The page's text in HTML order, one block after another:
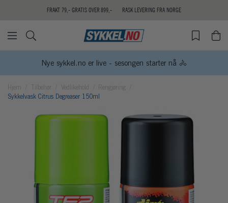
FRAKT 79,- GRATIS OVER 899,- RASK LEVERING FRA NORGE
Nye sykkel.no er live - sesongen starter nå 🚴
Hjem Vedlikehold
Sykkelvask Citrus Degreaser 150ml